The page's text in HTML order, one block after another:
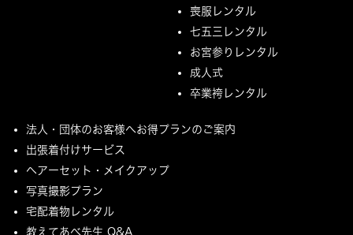
喪服レンタル
七五三レンタル
お宮参りレンタル
成人式
卒業袴レンタル
法人・団体のお客様へお得プランのご案内
出張着付けサービス
ヘアーセット・メイクアップ
写真撮影プラン
宅配着物レンタル
教えてあべ先生 Q&A